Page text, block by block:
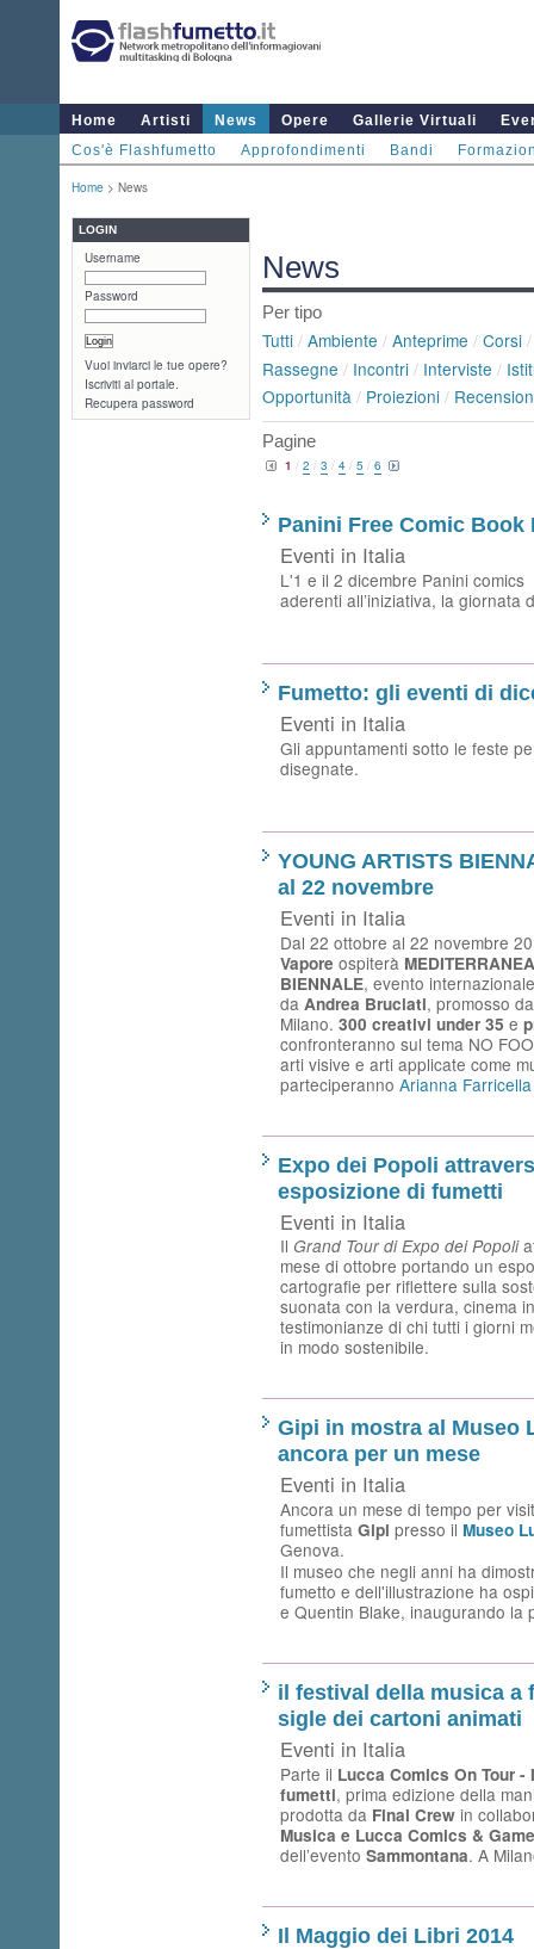
Home Artisti News Opere Gallerie Virtuali
Cos'è Flashfumetto
Approfondimenti Bandi
Home > News
LOGIN
Username
Password
Vuoi inviarci le tue opere?
Iscriviti al portale.
Recupera password
News
Per tipo
Tutti / Ambiente / Anteprime / Corsi
Rassegne / Incontri / Interviste /
Opportunità / Proiezioni /
Pagine
1 / 2 / 3 / 4 / 5 / 6
Panini Free Comic Book
Eventi in Italia
L'1 e il 2 dicembre Panini
aderenti all’iniziativa, la giornata
Fumetto: gli eventi di
Eventi in Italia
Gli appuntamenti sotto le feste
disegnate.
YOUNG ARTISTS
al 22 novembre
Eventi in Italia
Dal 22 ottobre al 22 novembre
Vapore ospiterà
BIENNALE, evento
da Andrea Bruciati, promosso
Milano. 300 creativi under 35 e
confronteranno sul tema NO
arti visive e arti applicate come
parteciperanno Arianna Farricella
Expo dei Popoli
esposizione di fumetti
Eventi in Italia
Il Grand Tour di Expo dei Popoli
mese di ottobre portando un
cartografie per riflettere sulla
suonata con la verdura, cinema
testimonianze di chi tutti i giorni
in modo sostenibile.
Gipi in mostra al Museo
ancora per un mese
Eventi in Italia
Ancora un mese di tempo per
fumettista Gipi presso il Museo L
Genova.
Il museo che negli anni ha
fumetto e dell'illustrazione ha
e Quentin Blake, inaugurando la
il festival della musica a
sigle dei cartoni animati
Eventi in Italia
Parte il Lucca Comics On Tour
fumetti, prima edizione della
prodotta da Final Crew in
Musica e Lucca Comics &
dell’evento Sammontana. A
Il Maggio dei Libri 2014